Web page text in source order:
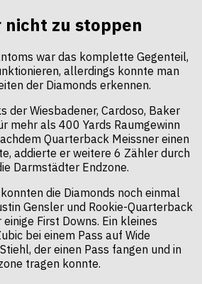
zu stoppen
war das komplette Gegenteil,
allerdings konnte man
der Diamonds erkennen.
der Wiesbadener, Cardoso, Baker
mehr als 400 Yards Raumgewinn
Quarterback Meissner einen
addierte er weitere 6 Zähler durch
Darmstädter Endzone.
die Diamonds noch einmal
Gensler und Rookie-Quarterback
First Downs. Ein kleines
bei einem Pass auf Wide
der einen Pass fangen und in
tragen konnte.